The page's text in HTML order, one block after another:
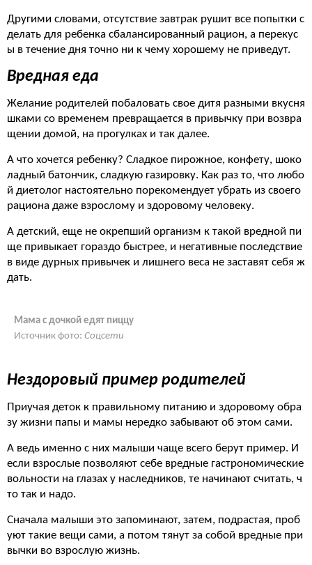
Другими словами, отсутствие завтрак рушит все попытки с
делать для ребенка сбалансированный рацион, а перекус
ы в течение дня точно ни к чему хорошему не приведут.
Вредная еда
Желание родителей побаловать свое дитя разными вкусня
шками со временем превращается в привычку при возвра
щении домой, на прогулках и так далее.
А что хочется ребенку? Сладкое пирожное, конфету, шоко
ладный батончик, сладкую газировку. Как раз то, что любо
й диетолог настоятельно порекомендует убрать из своего
рациона даже взрослому и здоровому человеку.
А детский, еще не окрепший организм к такой вредной пи
ще привыкает гораздо быстрее, и негативные последствие
в виде дурных привычек и лишнего веса не заставят себя ж
дать.
Мама с дочкой едят пиццу
Источник фото: Соцсети
Нездоровый пример родителей
Приучая деток к правильному питанию и здоровому обра
зу жизни папы и мамы нередко забывают об этом сами.
А ведь именно с них малыши чаще всего берут пример. И
если взрослые позволяют себе вредные гастрономические
вольности на глазах у наследников, те начинают считать, ч
то так и надо.
Сначала малыши это запоминают, затем, подрастая, проб
уют такие вещи сами, а потом тянут за собой вредные при
вычки во взрослую жизнь.